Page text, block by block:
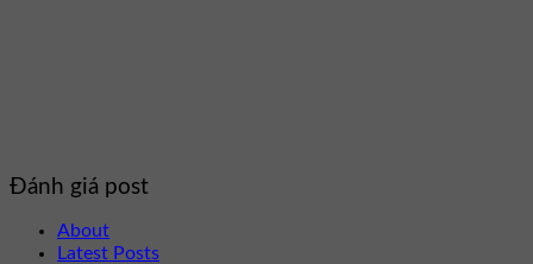
Đánh giá post
About
Latest Posts